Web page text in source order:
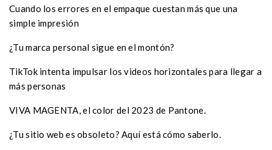
Cuando los errores en el empaque cuestan más que una
simple impresión
¿Tu marca personal sigue en el montón?
TikTok intenta impulsar los videos horizontales para llegar a
más personas
VIVA MAGENTA, el color del 2023 de Pantone.
¿Tu sitio web es obsoleto? Aquí está cómo saberlo.